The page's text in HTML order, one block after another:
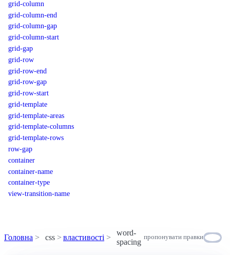
grid-column
grid-column-end
grid-column-gap
grid-column-start
grid-gap
grid-row
grid-row-end
grid-row-gap
grid-row-start
grid-template
grid-template-areas
grid-template-columns
grid-template-rows
row-gap
container
container-name
container-type
view-transition-name
Головна css властивості
word-
spacing
пропонувати правки